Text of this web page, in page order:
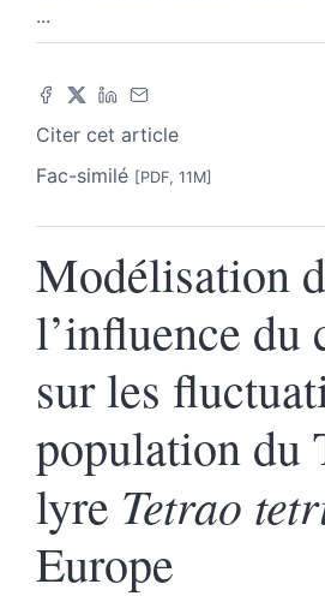
...
Citer cet article
Fac-similé [PDF, 11M]
Modélisation
l’influence du
sur les
population du
lyre Tetrao
Europe